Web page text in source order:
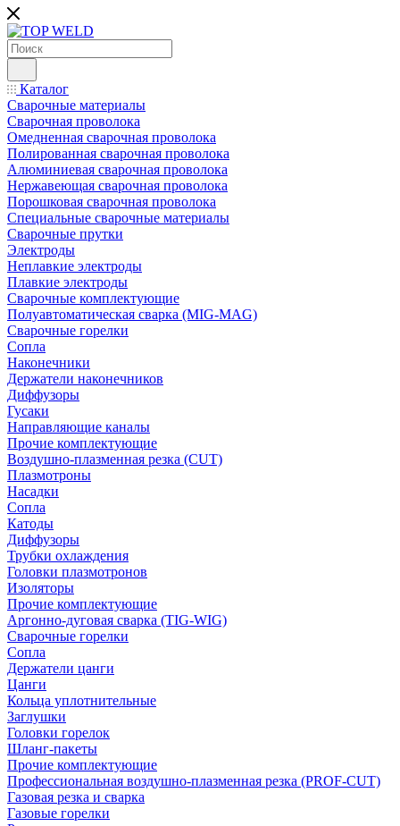
Каталог
Сварочные материалы
Сварочная проволока
Омедненная сварочная проволока
Полированная сварочная проволока
Алюминиевая сварочная проволока
Нержавеющая сварочная проволока
Порошковая сварочная проволока
Специальные сварочные материалы
Сварочные прутки
Электроды
Неплавкие электроды
Плавкие электроды
Сварочные комплектующие
Полуавтоматическая сварка (MIG-MAG)
Сварочные горелки
Сопла
Наконечники
Держатели наконечников
Диффузоры
Гусаки
Направляющие каналы
Прочие комплектующие
Воздушно-плазменная резка (CUT)
Плазмотроны
Насадки
Сопла
Катоды
Диффузоры
Трубки охлаждения
Головки плазмотронов
Изоляторы
Прочие комплектующие
Аргонно-дуговая сварка (TIG-WIG)
Сварочные горелки
Сопла
Держатели цанги
Цанги
Кольца уплотнительные
Заглушки
Головки горелок
Шланг-пакеты
Прочие комплектующие
Профессиональная воздушно-плазменная резка (PROF-CUT)
Газовая резка и сварка
Газовые горелки